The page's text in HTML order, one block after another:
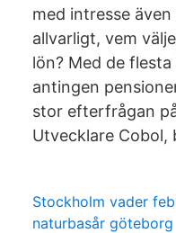
med intresse
allvarligt, vem
lön? Med de
antingen
stor efterfrågan
Utvecklare Cobol,
Stockholm vader
naturbasår göteborg